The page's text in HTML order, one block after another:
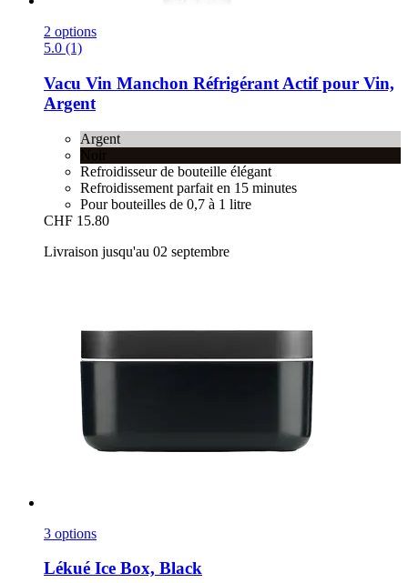
2 options
5.0 (1)
Vacu Vin Manchon Réfrigérant Actif pour Vin,
Argent
Argent
Refroidisseur de bouteille élégant
Refroidissement parfait en 15 minutes
Pour bouteilles de 0,7 à 1 litre
CHF 15.80
Livraison jusqu'au 02 septembre
3 options
Lékué Ice Box, Black